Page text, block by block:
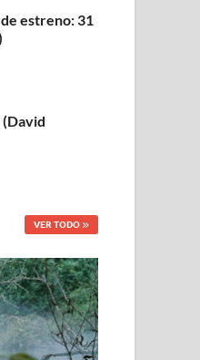
estreno: 31
VER TODO